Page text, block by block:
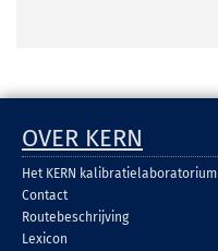
OVER KERN
Het KERN kalibratielaboratorium
Contact
Routebeschrijving
Lexicon